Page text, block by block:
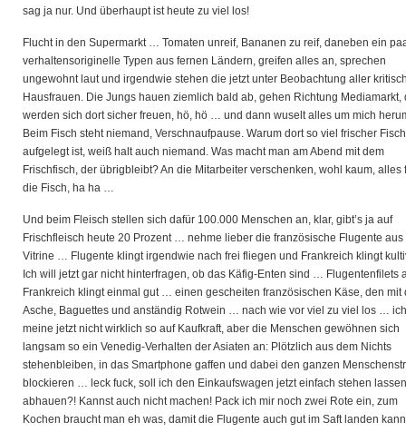
sag ja nur. Und überhaupt ist heute zu viel los!
Flucht in den Supermarkt … Tomaten unreif, Bananen zu reif, daneben ein
verhaltensoriginelle Typen aus fernen Ländern, greifen alles an, sprechen
ungewohnt laut und irgendwie stehen die jetzt unter Beobachtung aller
Hausfrauen. Die Jungs hauen ziemlich bald ab, gehen Richtung Mediamarkt,
werden sich dort sicher freuen, hö, hö … und dann wuselt alles um mich
Beim Fisch steht niemand, Verschnaufpause. Warum dort so viel frischer Fisch
aufgelegt ist, weiß halt auch niemand. Was macht man am Abend mit dem
Frischfisch, der übrigbleibt? An die Mitarbeiter verschenken, wohl kaum, alles
die Fisch, ha ha …
Und beim Fleisch stellen sich dafür 100.000 Menschen an, klar, gibt’s ja auf
Frischfleisch heute 20 Prozent … nehme lieber die französische Flugente aus
Vitrine … Flugente klingt irgendwie nach frei fliegen und Frankreich klingt
Ich will jetzt gar nicht hinterfragen, ob das Käfig-Enten sind … Flugentenfilets
Frankreich klingt einmal gut … einen gescheiten französischen Käse, den mit
Asche, Baguettes und anständig Rotwein … nach wie vor viel zu viel los … ich
meine jetzt nicht wirklich so auf Kaufkraft, aber die Menschen gewöhnen sich
langsam so ein Venedig-Verhalten der Asiaten an: Plötzlich aus dem Nichts
stehenbleiben, in das Smartphone gaffen und dabei den ganzen
blockieren … leck fuck, soll ich den Einkaufswagen jetzt einfach stehen
abhauen?! Kannst auch nicht machen! Pack ich mir noch zwei Rote ein, zum
Kochen braucht man eh was, damit die Flugente auch gut im Saft landen